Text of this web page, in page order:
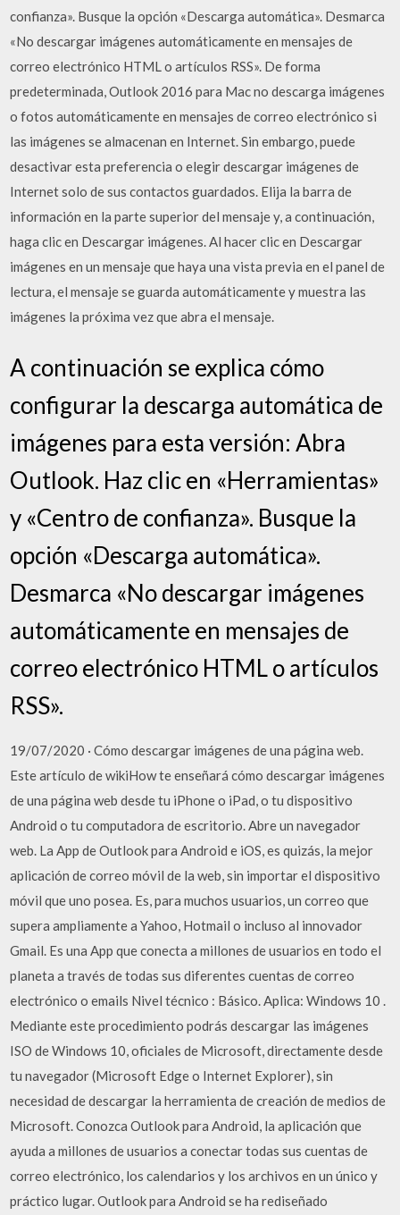
confianza». Busque la opción «Descarga automática». Desmarca
«No descargar imágenes automáticamente en mensajes de
correo electrónico HTML o artículos RSS». De forma
predeterminada, Outlook 2016 para Mac no descarga imágenes
o fotos automáticamente en mensajes de correo electrónico si
las imágenes se almacenan en Internet. Sin embargo, puede
desactivar esta preferencia o elegir descargar imágenes de
Internet solo de sus contactos guardados. Elija la barra de
información en la parte superior del mensaje y, a continuación,
haga clic en Descargar imágenes. Al hacer clic en Descargar
imágenes en un mensaje que haya una vista previa en el panel de
lectura, el mensaje se guarda automáticamente y muestra las
imágenes la próxima vez que abra el mensaje.
A continuación se explica cómo
configurar la descarga automática de
imágenes para esta versión: Abra
Outlook. Haz clic en «Herramientas»
y «Centro de confianza». Busque la
opción «Descarga automática».
Desmarca «No descargar imágenes
automáticamente en mensajes de
correo electrónico HTML o artículos
RSS».
19/07/2020 · Cómo descargar imágenes de una página web.
Este artículo de wikiHow te enseñará cómo descargar imágenes
de una página web desde tu iPhone o iPad, o tu dispositivo
Android o tu computadora de escritorio. Abre un navegador
web. La App de Outlook para Android e iOS, es quizás, la mejor
aplicación de correo móvil de la web, sin importar el dispositivo
móvil que uno posea. Es, para muchos usuarios, un correo que
supera ampliamente a Yahoo, Hotmail o incluso al innovador
Gmail. Es una App que conecta a millones de usuarios en todo el
planeta a través de todas sus diferentes cuentas de correo
electrónico o emails Nivel técnico : Básico. Aplica: Windows 10 .
Mediante este procedimiento podrás descargar las imágenes
ISO de Windows 10, oficiales de Microsoft, directamente desde
tu navegador (Microsoft Edge o Internet Explorer), sin
necesidad de descargar la herramienta de creación de medios de
Microsoft. Conozca Outlook para Android, la aplicación que
ayuda a millones de usuarios a conectar todas sus cuentas de
correo electrónico, los calendarios y los archivos en un único y
práctico lugar. Outlook para Android se ha rediseñado